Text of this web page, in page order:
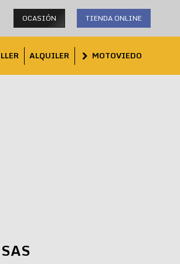
OCASIÓN TIENDA ONLINE
ALQUILER MOTOVIEDO